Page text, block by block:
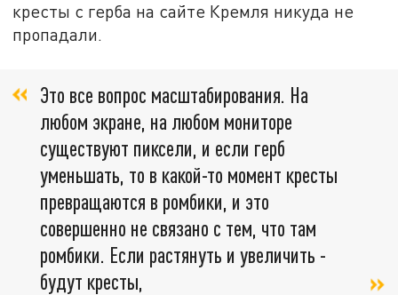
кресты с герба на сайте Кремля никуда не
пропадали.
Это все вопрос масштабирования. На
любом экране, на любом мониторе
существуют пиксели, и если герб
уменьшать, то в какой-то момент кресты
превращаются в ромбики, и это
совершенно не связано с тем, что там
ромбики. Если растянуть и увеличить -
будут кресты,